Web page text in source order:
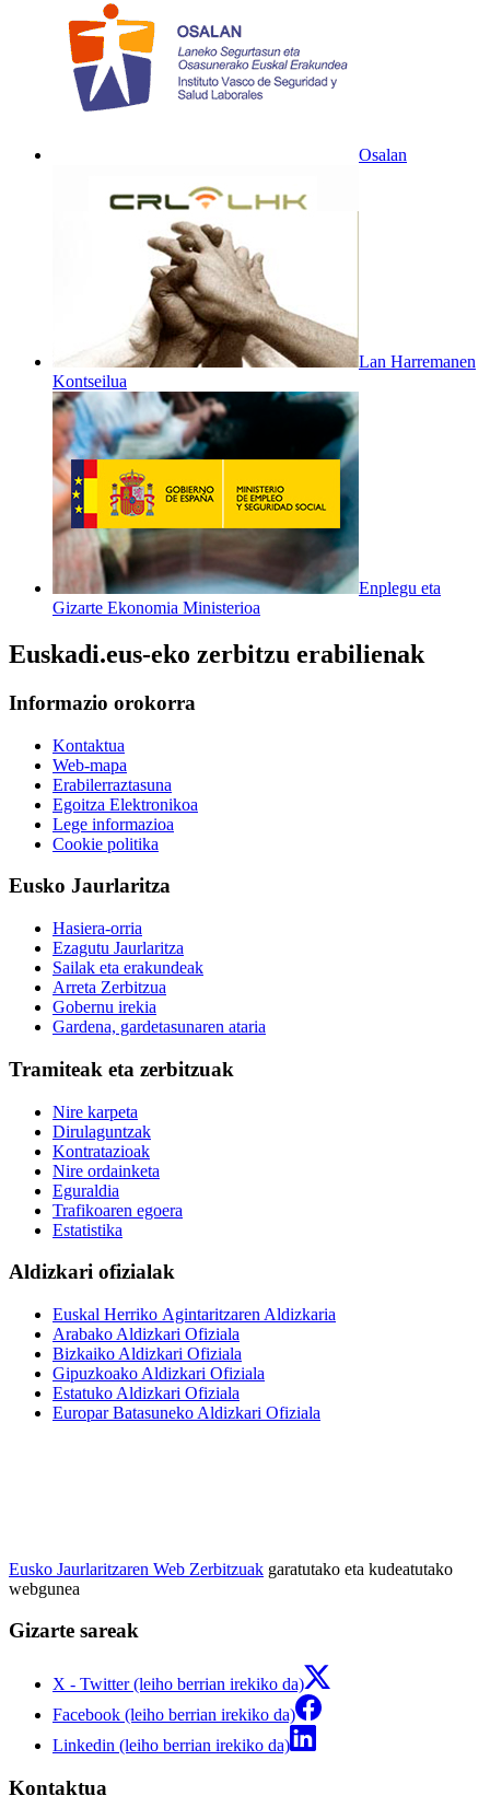
Osalan
Lan Harremanen
Kontseilua
Enplegu eta
Gizarte Ekonomia Ministerioa
Euskadi.eus-eko zerbitzu erabilienak
Informazio orokorra
Kontaktua
Web-mapa
Erabilerraztasuna
Egoitza Elektronikoa
Lege informazioa
Cookie politika
Eusko Jaurlaritza
Hasiera-orria
Ezagutu Jaurlaritza
Sailak eta erakundeak
Arreta Zerbitzua
Gobernu irekia
Gardena, gardetasunaren ataria
Tramiteak eta zerbitzuak
Nire karpeta
Dirulaguntzak
Kontratazioak
Nire ordainketa
Eguraldia
Trafikoaren egoera
Estatistika
Aldizkari ofizialak
Euskal Herriko Agintaritzaren Aldizkaria
Arabako Aldizkari Ofiziala
Bizkaiko Aldizkari Ofiziala
Gipuzkoako Aldizkari Ofiziala
Estatuko Aldizkari Ofiziala
Europar Batasuneko Aldizkari Ofiziala
Eusko Jaurlaritzaren Web Zerbitzuak garatutako eta kudeatutako
webgunea
Gizarte sareak
X - Twitter (leiho berrian irekiko da)
Facebook (leiho berrian irekiko da)
Linkedin (leiho berrian irekiko da)
Kontaktua